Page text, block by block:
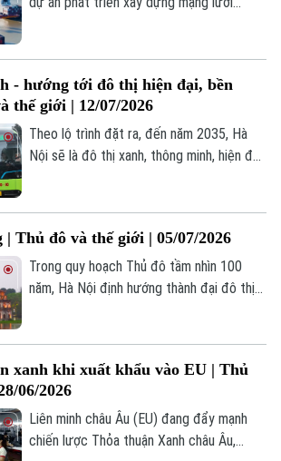
vững.
- hướng tới đô thị hiện đại, bền
thế giới | 12/07/2026
Theo lộ trình đặt ra, đến năm 2035, Hà
Nội sẽ là đô thị xanh, thông minh, hiện đại,
trung phủ xanh không gian đô thị, phát
triển giao thông công cộng, hạn chế khí
thải và tích hợp công nghệ AI vào quy
Thủ đô và thế giới | 05/07/2026
Trong quy hoạch Thủ đô tầm nhìn 100
năm, Hà Nội định hướng thành đại đô thị
kiến tạo những động lực tăng trưởng mới.
xanh khi xuất khẩu vào EU | Thủ
06/2026
Liên minh châu Âu (EU) đang đẩy mạnh
chiến lược Thỏa thuận Xanh châu Âu,